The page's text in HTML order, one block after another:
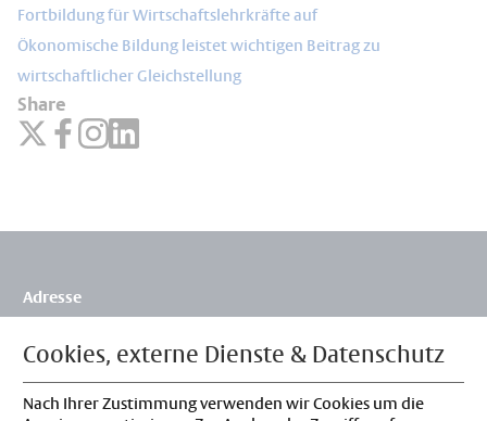
Fortbildung für Wirtschaftslehrkräfte auf
Ökonomische Bildung leistet wichtigen Beitrag zu
wirtschaftlicher Gleichstellung
Share
Adresse
Siegburger Str. 229b
Deutschland
Cookies, externe Dienste & Datenschutz
Nach Ihrer Zustimmung verwenden wir Cookies um die